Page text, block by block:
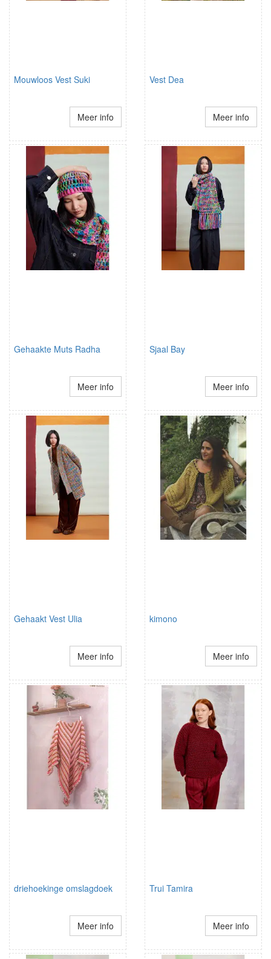
Mouwloos Vest Suki
Meer info
Vest Dea
Meer info
Gehaakte Muts Radha
Meer info
Sjaal Bay
Meer info
Gehaakt Vest Ulia
Meer info
kimono
Meer info
driehoekinge omslagdoek
Meer info
Trui Tamira
Meer info